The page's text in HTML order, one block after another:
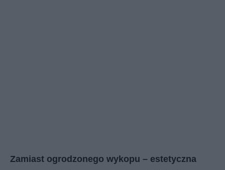
Zamiast ogrodzonego wykopu – estetyczna